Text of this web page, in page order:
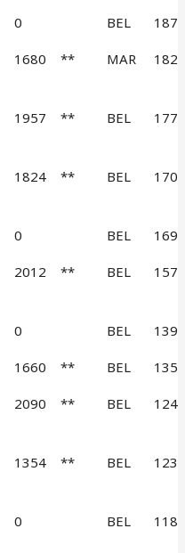
0 BEL 187
1680 ** MAR 182
1957 ** BEL 177
1824 ** BEL 170
0 BEL 169
2012 ** BEL 157
0 BEL 139
1660 ** BEL 135
2090 ** BEL 124
1354 ** BEL 123
0 BEL 118